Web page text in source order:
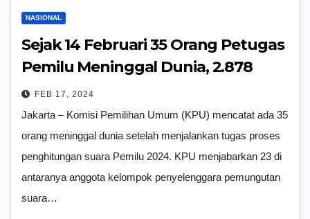
NASIONAL
Sejak 14 Februari 35 Orang Petugas
Pemilu Meninggal Dunia, 2.878
Sakit
FEB 17, 2024
Jakarta – Komisi Pemilihan Umum (KPU) mencatat ada 35
orang meninggal dunia setelah menjalankan tugas proses
penghitungan suara Pemilu 2024. KPU menjabarkan 23 di
antaranya anggota kelompok penyelenggara pemungutan
suara…